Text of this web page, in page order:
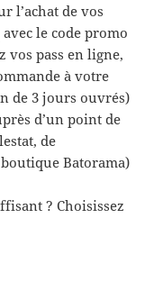
l’achat de vos
avec le code promo
vos pass en ligne,
à votre
de 3 jours ouvrés)
d’un point de
de
Batorama)
? Choisissez